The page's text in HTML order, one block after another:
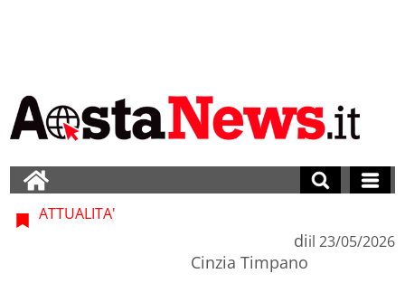
ATTUALITA'
di
Cinzia Timpano
il 23/05/2026